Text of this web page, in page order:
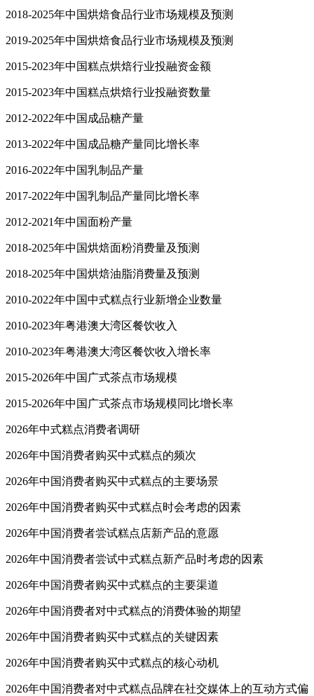
2018-2025年中国烘焙食品行业市场规模及预测
2019-2025年中国烘焙食品行业市场规模及预测
2015-2023年中国糕点烘焙行业投融资金额
2015-2023年中国糕点烘焙行业投融资数量
2012-2022年中国成品糖产量
2013-2022年中国成品糖产量同比增长率
2016-2022年中国乳制品产量
2017-2022年中国乳制品产量同比增长率
2012-2021年中国面粉产量
2018-2025年中国烘焙面粉消费量及预测
2018-2025年中国烘焙油脂消费量及预测
2010-2022年中国中式糕点行业新增企业数量
2010-2023年粤港澳大湾区餐饮收入
2010-2023年粤港澳大湾区餐饮收入增长率
2015-2026年中国广式茶点市场规模
2015-2026年中国广式茶点市场规模同比增长率
2026年中式糕点消费者调研
2026年中国消费者购买中式糕点的频次
2026年中国消费者购买中式糕点的主要场景
2026年中国消费者购买中式糕点时会考虑的因素
2026年中国消费者尝试糕点店新产品的意愿
2026年中国消费者尝试中式糕点新产品时考虑的因素
2026年中国消费者购买中式糕点的主要渠道
2026年中国消费者对中式糕点的消费体验的期望
2026年中国消费者购买中式糕点的关键因素
2026年中国消费者购买中式糕点的核心动机
2026年中国消费者对中式糕点品牌在社交媒体上的互动方式偏